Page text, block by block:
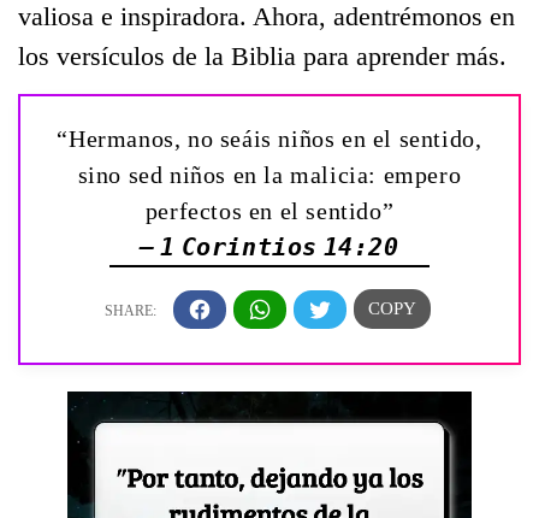
valiosa e inspiradora. Ahora, adentrémonos en
los versículos de la Biblia para aprender más.
“Hermanos, no seáis niños en el sentido,
sino sed niños en la malicia: empero
perfectos en el sentido”
— 1 Corintios 14:20